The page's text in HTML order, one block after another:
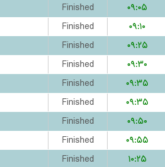
Finished
۰۹:۰۵
Finished
۰۹:۱۰
Finished
۰۹:۲۵
Finished
۰۹:۳۰
Finished
۰۹:۳۵
Finished
۰۹:۳۵
Finished
۰۹:۵۰
Finished
۰۹:۵۵
Finished
۱۰:۲۵